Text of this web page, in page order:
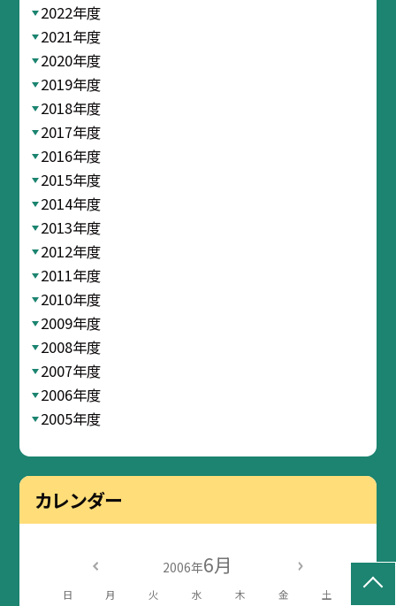
2022年度
2021年度
2020年度
2019年度
2018年度
2017年度
2016年度
2015年度
2014年度
2013年度
2012年度
2011年度
2010年度
2009年度
2008年度
2007年度
2006年度
2005年度
カレンダー
2006年6月
日 月 火 水 木 金 土